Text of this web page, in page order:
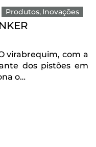
Produtos Inovações
virabrequim, com a
dos pistões em
o…